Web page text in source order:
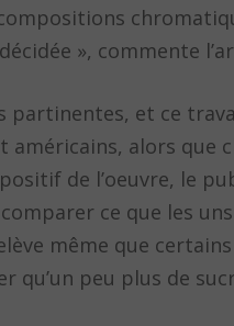
», commente
partinentes, et ce
américains, alors que
de l’oeuvre, le
ce que les
même que
qu’un peu plus de